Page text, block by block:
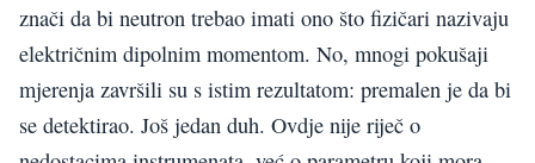
znači da bi neutron trebao imati ono što fizičari nazivaju
električnim dipolnim momentom. No, mnogi pokušaji
mjerenja završili su s istim rezultatom: premalen je da bi
se detektirao. Još jedan duh. Ovdje nije riječ o